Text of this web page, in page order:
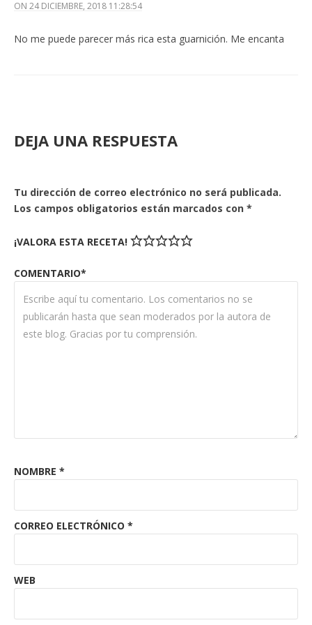
ON 24 DICIEMBRE, 2018 11:28:54
No me puede parecer más rica esta guarnición. Me encanta
DEJA UNA RESPUESTA
Tu dirección de correo electrónico no será publicada.
Los campos obligatorios están marcados con *
¡VALORA ESTA RECETA!
COMENTARIO*
NOMBRE *
CORREO ELECTRÓNICO *
WEB